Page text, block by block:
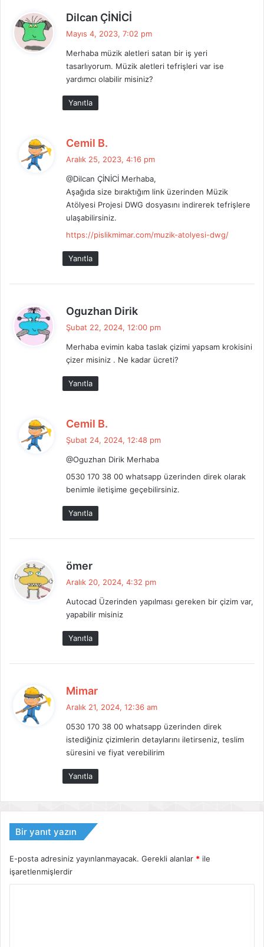
Dilcan ÇİNİCİ
e
i
k
i
Mayıs 4, 2023, 7:02 pm
Merhaba müzik aletleri satan bir iş yeri
tasarlıyorum. Müzik aletleri tefrişleri var ise
yardımcı olabilir misiniz?
Yanıtla
Cemil B.
e
i
k
i
:
Aralık 25, 2023, 4:16 pm
@Dilcan ÇİNİCİ Merhaba,
Aşağıda size bıraktığım link üzerinden Müzik
Atölyesi Projesi DWG dosyasını indirerek tefrişlere
ulaşabilirsiniz.
https://pislikmimar.com/muzik-atolyesi-dwg/
Yanıtla
Oguzhan Dirik
e
i
k
Şubat 22, 2024, 12:00 pm
Merhaba evimin kaba taslak çizimi yapsam krokisini
çizer misiniz . Ne kadar ücreti?
Yanıtla
Cemil B.
e
i
k
i
Şubat 24, 2024, 12:48 pm
@Oguzhan Dirik Merhaba
0530 170 38 00 whatsapp üzerinden direk olarak
benimle iletişime geçebilirsiniz.
Yanıtla
ömer
e
i
k
i
:
Aralık 20, 2024, 4:32 pm
Autocad Üzerinden yapılması gereken bir çizim var,
yapabilir misiniz
Yanıtla
Mimar
e
i
k
i
:
Aralık 21, 2024, 12:36 am
0530 170 38 00 whatsapp üzerinden direk
istediğiniz çizimlerin detaylarını iletirseniz, teslim
süresini ve fiyat verebilirim
Yanıtla
Bir yanıt yazın
E-posta adresiniz yayınlanmayacak. Gerekli alanlar * ile
işaretlenmişlerdir